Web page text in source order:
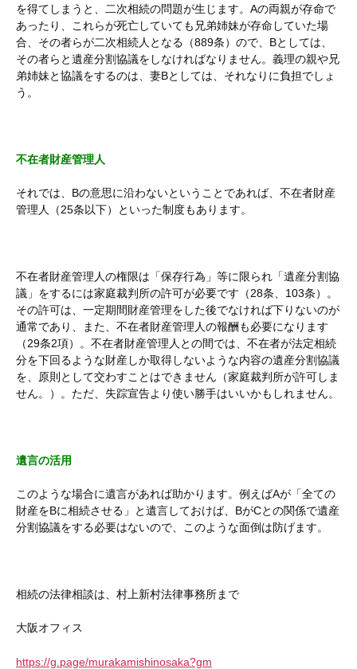
を得てしまうと、二次相続の問題が生じます。Aの両親が存命で
あったり、これらが死亡していても兄弟姉妹が存命していた場
合、その者らが二次相続人となる（889条）ので、Bとしては、
その者らと遺産分割協議をしなければなりません。義理の親や兄
弟姉妹と協議をするのは、妻Bとしては、それなりに負担でしょ
う。
不在者財産管理人
それでは、Bの意思に沿わないということであれば、不在者財産
管理人（25条以下）といった制度もあります。
不在者財産管理人の権限は「保存行為」等に限られ「遺産分割協
議」をするには家庭裁判所の許可が必要です（28条、103条）。
その許可は、一定期間財産管理をした後でなければ下りないのが
通常であり、また、不在者財産管理人の報酬も必要になります
（29条2項）。不在者財産管理人との間では、不在者が法定相続
分を下回るような財産しか取得しないような内容の遺産分割協議
を、原則として交わすことはできません（家庭裁判所が許可しま
せん。）。ただ、失踪宣告より使い勝手はいいかもしれません。
遺言の活用
このような場合に遺言があれば助かります。例えばAが「全ての
財産をBに相続させる」と遺言しておけば、BがCとの関係で遺産
分割協議をする必要はないので、このような面倒は防げます。
相続の法律相談は、村上新村法律事務所まで
大阪オフィス
https://g.page/murakamishinosaka?gm